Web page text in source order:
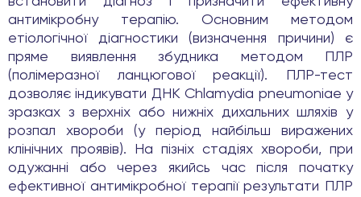
антимікробну терапію. Основним методом
етіологічної діагностики (визначення причини) є
пряме виявлення збудника методом ПЛР
(полімеразної ланцюгової реакції). ПЛР-тест
дозволяє індикувати ДНК Chlamydia pneumoniae у
зразках з верхніх або нижніх дихальних шляхів у
розпал хвороби (у період найбільш виражених
клінічних проявів). На пізніх стадіях хвороби, при
одужанні або через якийсь час після початку
ефективної антимікробної терапії результати ПЛР